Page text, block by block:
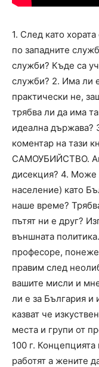
1. След като
по западните
служби? Къде са
служби? 2. Има ли
практически не,
трябва ли да има
идеална държава?
коментар на тази
САМОУБИЙСТВО.
дисекция? 4. Може
население) като
наше време?
пътят ни е друг?
външната
професоре,
правим след
вашите мисли и
ли е за България и
казват че
места и групи от
100 г.
работят а жените